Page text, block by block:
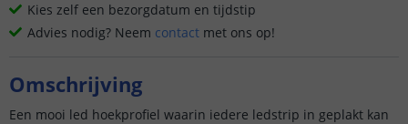
Kies zelf een bezorgdatum en tijdstip
Advies nodig? Neem contact met ons op!
Omschrijving
Een mooi led hoekprofiel waarin iedere ledstrip in geplakt kan